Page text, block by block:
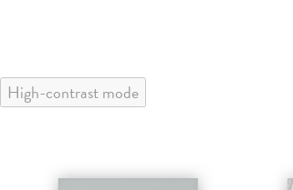
High-contrast mode